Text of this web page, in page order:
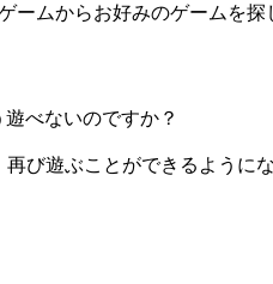
ームからお好みのゲームを探
べないのですか？
び遊ぶことができるようにな